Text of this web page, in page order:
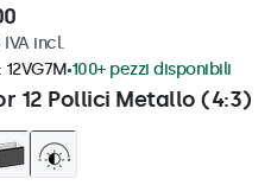
incl.
12 Pollici Metallo (4:3)
12VG7M 100+ pezzi disponibili